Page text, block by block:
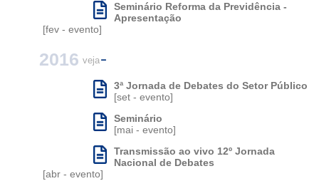
Seminário Reforma da Previdência -
Apresentação
[fev - evento]
2016 veja
3ª Jornada de Debates do Setor Público
[set - evento]
Seminário
[mai - evento]
Transmissão ao vivo 12º Jornada
Nacional de Debates
[abr - evento]